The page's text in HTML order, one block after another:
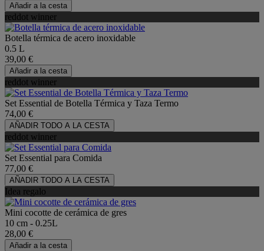
Añadir a la cesta
reddot winner
Botella térmica de acero inoxidable
0.5 L
39,00 €
Añadir a la cesta
reddot winner
Set Essential de Botella Térmica y Taza Termo
74,00 €
AÑADIR TODO A LA CESTA
reddot winner
Set Essential para Comida
77,00 €
AÑADIR TODO A LA CESTA
Idea regalo
Mini cocotte de cerámica de gres
10 cm - 0.25L
28,00 €
Añadir a la cesta